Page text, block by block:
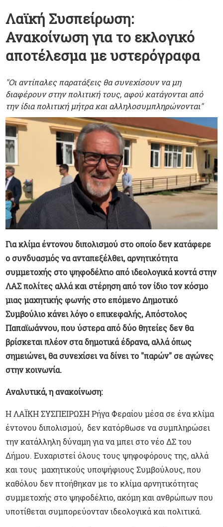
Λαϊκή Συσπείρωση:
Ανακοίνωση για το εκλογικό
αποτέλεσμα με υστερόγραφα
"Οι αντίπαλες παρατάξεις θα συνεχίσουν να μη
διαφέρουν στην πολιτική τους, αφού κατάγονται από
την ίδια πολιτική μήτρα και αλληλοσυμπληρώνονται"
Για κλίμα έντονου διπολισμού στο οποίο δεν κατάφερε
ο συνδυασμός να ανταπεξέλθει, αρνητικότητα
συμμετοχής στο ψηφοδέλτιο από ιδεολογικά κοντά στην
ΛΑΣ πολίτες αλλά και στέρηση από τον ίδιο τον κόσμο
μιας μαχητικής φωνής στο επόμενο Δημοτικό
Συμβούλιο κάνει λόγο ο επικεφαλής, Απόστολος
Παπαϊωάννου, που ύστερα από δύο θητείες δεν θα
βρίσκεται πλέον στα δημοτικά έδρανα, αλλά όπως
σημειώνει, θα συνεχίσει να δίνει το "παρών" σε αγώνες
στην κοινωνία.
Αναλυτικά, η ανακοίνωση:
Η ΛΑΪΚΗ ΣΥΣΠΕΙΡΩΣΗ Ρήγα Φεραίου μέσα σε ένα κλίμα
έντονου διπολισμού, δεν κατόρθωσε να συμπληρώσει
την κατάλληλη δύναμη για να μπει στο νέο ΔΣ του
Δήμου. Ευχαριστεί όλους τους ψηφοφόρους της, αλλά
και τους μαχητικούς υποψήφιους Συμβούλους, που
καθόλου δεν πτοήθηκαν με το κλίμα αρνητικότητας
συμμετοχής στο ψηφοδέλτιο, ακόμη και ανθρώπων που
υποτίθεται συμπορεύονταν ιδεολογικά και πολιτικά.